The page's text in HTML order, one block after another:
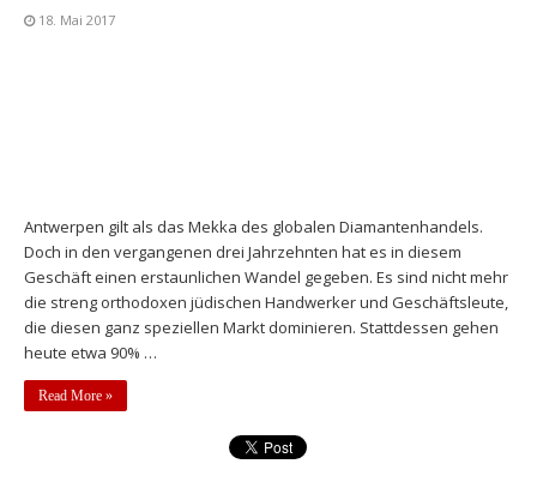
18. Mai 2017
Antwerpen gilt als das Mekka des globalen Diamantenhandels.
Doch in den vergangenen drei Jahrzehnten hat es in diesem
Geschäft einen erstaunlichen Wandel gegeben. Es sind nicht mehr
die streng orthodoxen jüdischen Handwerker und Geschäftsleute,
die diesen ganz speziellen Markt dominieren. Stattdessen gehen
heute etwa 90% …
Read More »